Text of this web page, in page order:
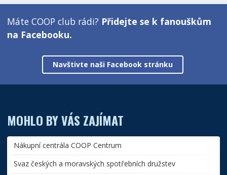
Máte COOP club rádi? Přidejte se k fanouškům
na Facebooku.
Navštivte naši Facebook stránku
MOHLO BY VÁS ZAJÍMAT
Nákupní centrála COOP Centrum
Svaz českých a moravských spotřebních družstev